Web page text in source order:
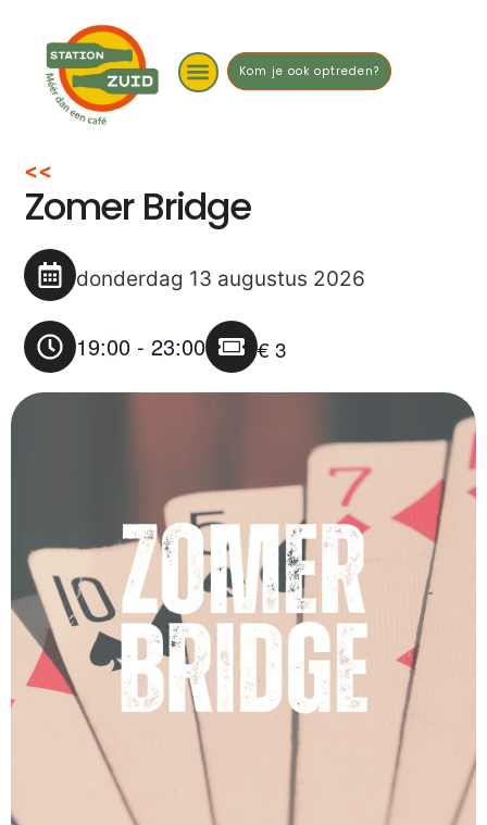
Kom je ook optreden?
<<
Zomer Bridge
donderdag 13 augustus 2026
19:00 -23:00 € 3